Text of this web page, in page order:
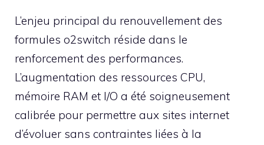
L’enjeu principal du renouvellement des
formules o2switch réside dans le
renforcement des performances.
L’augmentation des ressources CPU,
mémoire RAM et I/O a été soigneusement
calibrée pour permettre aux sites internet
d’évoluer sans contraintes liées à la